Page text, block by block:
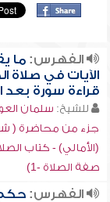
الفهرس:ما
الآيات في صلاة
قراءة سورة بعد
للشيخ: سلمان
جزء من محاضرة (
(الأمالي) - كتاب
صفة الصلاة -1)
الفهرس: